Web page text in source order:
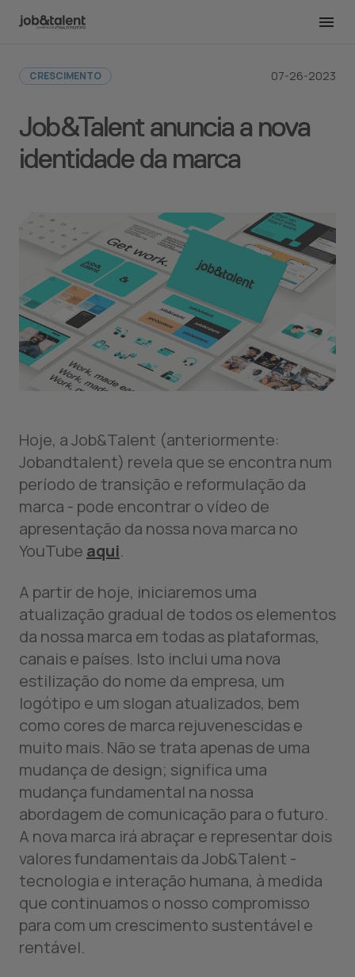
Job&Talent anuncia a nova
identidade da marca
CRESCIMENTO 07-26-2023
Voltar para a redação
Hoje, a Job&Talent (anteriormente:
Jobandtalent) revela que se encontra num
período de transição e reformulação da
marca - pode encontrar o vídeo de
apresentação da nossa nova marca no
YouTube aqui.
A partir de hoje, iniciaremos uma
atualização gradual de todos os elementos
da nossa marca em todas as plataformas,
canais e países. Isto inclui uma nova
estilização do nome da empresa, um
logótipo e um slogan atualizados, bem
como cores de marca rejuvenescidas e
muito mais. Não se trata apenas de uma
mudança de design; significa uma
mudança fundamental na nossa
abordagem de comunicação para o futuro.
A nova marca irá abraçar e representar dois
valores fundamentais da Job&Talent -
tecnologia e interação humana, à medida
que continuamos o nosso compromisso
para com um crescimento sustentável e
rentável.